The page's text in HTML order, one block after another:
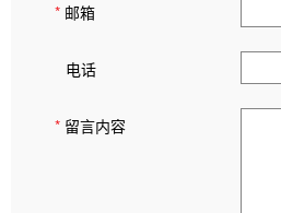
* 邮箱
电话
* 留言内容